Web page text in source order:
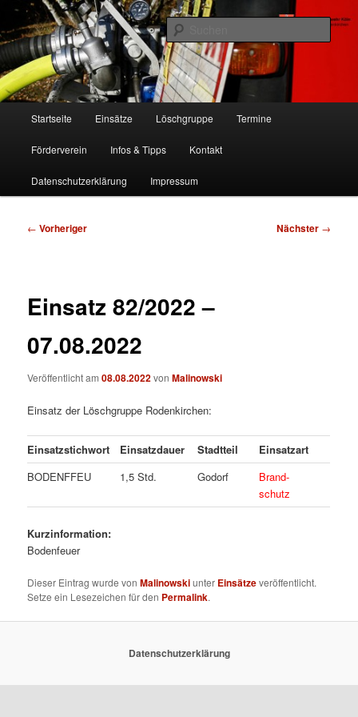
Zum
primären
Inhalt
springenFF Köln, LG RD
Freiwillige Feuerwehr Köln, Löschgruppe Rodenkirchen
Startseite Einsätze Löschgruppe Termine
Förderverein Infos & Tipps Kontakt
Datenschutzerklärung Impressum
Beitragsnavigation
← Vorheriger Nächster →
Einsatz 82/2022 –
07.08.2022
Veröffentlicht am08.08.2022vonMalinowski
Einsatz der Löschgruppe Rodenkirchen:
Einsatzstichwort Einsatzdauer Stadtteil
Einsatzart
BODENFFEU
1,5 Std. Godorf
Brand-
schutz
Kurzinformation:
Bodenfeuer
Dieser Eintrag wurde vonMalinowskiunter Einsätzeveröffentlicht.
Setze ein Lesezeichen für den Permalink.
Datenschutzerklärung